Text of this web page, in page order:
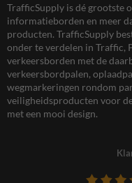
TrafficSupply is dé grootste
informatieborden en meer
producten. TrafficSupply
onder te verdelen in Traffic,
verkeersborden met de
verkeersbordpalen,
wegmarkeringen rondom
veiligheidsproducten voor
met een mooi design.